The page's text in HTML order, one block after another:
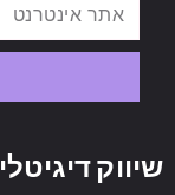
שיווק דיגיטלי